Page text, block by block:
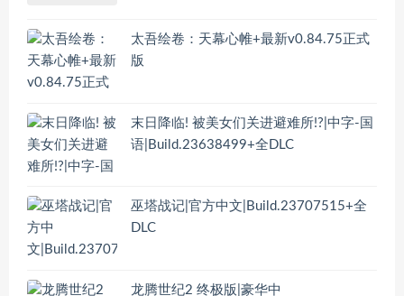
太吾绘卷：天幕心帷+最新v0.84.75正式
版
末日降临! 被美女们关进避难所!?|中字-国
语|Build.23638499+全DLC
巫塔战记|官方中文|Build.23707515+全
DLC
龙腾世纪2 终极版|豪华中